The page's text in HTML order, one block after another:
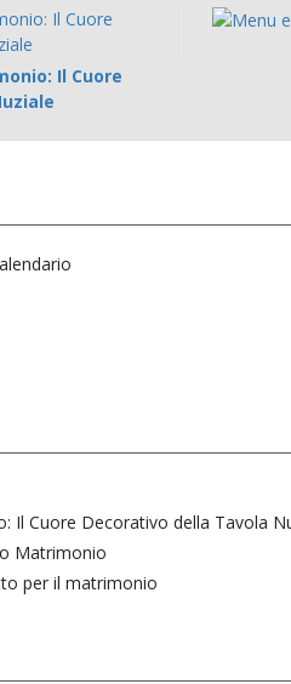
Il Cuore
Il Cuore Decorativo della Tavola
Matrimonio
per il matrimonio